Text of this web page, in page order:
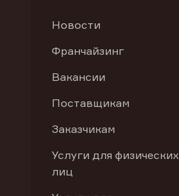
Новости
Франчайзинг
Вакансии
Поставщикам
Заказчикам
Услуги для физических
лиц